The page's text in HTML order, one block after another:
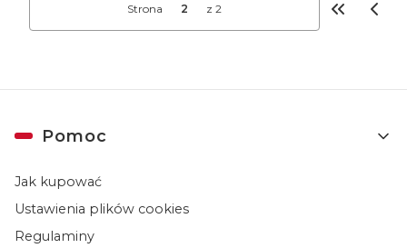
Wróć do
Strona z 2
Linki w stopce
Pomoc
Jak kupować
Ustawienia plików cookies
Regulaminy